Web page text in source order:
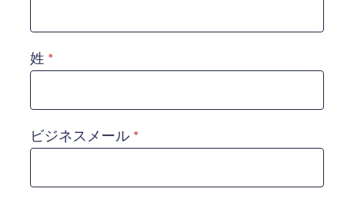
姓
ビジネスメール